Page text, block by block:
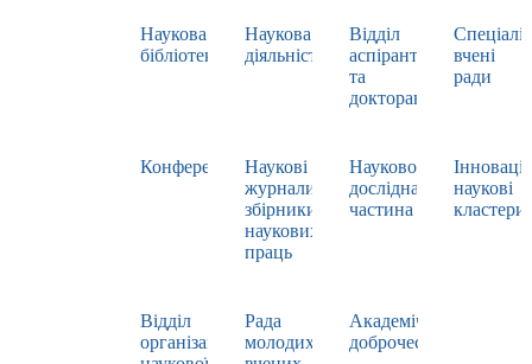
Наукова
бібліотека
Наукова
діяльність
Відділ
аспірантури
та
докторантури
вчені
ради
Конференції
Наукові
журнали,
збірники
наукових
праць
Науково-
дослідна
частина
наукові
кластери
Відділ
організації
Рада
молодих
Академічна
доброчесність